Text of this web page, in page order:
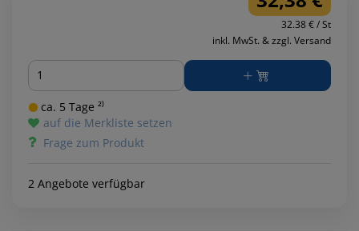
32.38 € / St
inkl. MwSt. & zzgl. Versand
Menge
ca. 5 Tage ²⁾
auf die Merkliste setzen
Frage zum Produkt
2 Angebote verfügbar